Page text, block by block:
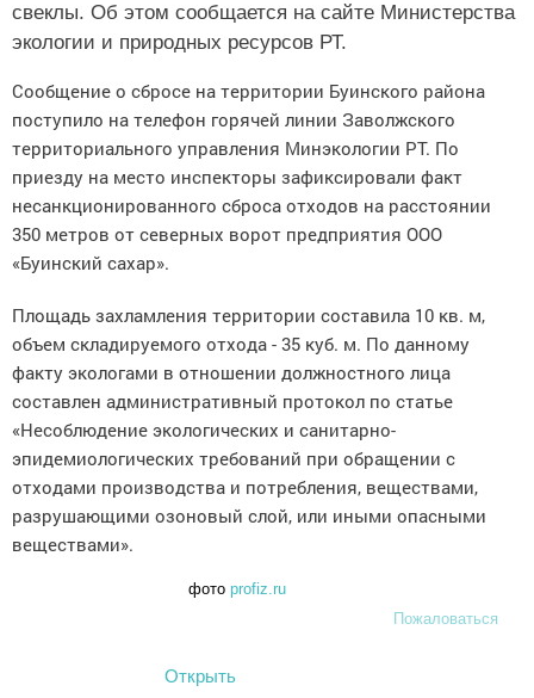
свеклы. Об этом сообщается на сайте Министерства
экологии и природных ресурсов РТ.
Сообщение о сбросе на территории Буинского района
поступило на телефон горячей линии Заволжского
территориального управления Минэкологии РТ. По
приезду на место инспекторы зафиксировали факт
несанкционированного сброса отходов на расстоянии
350 метров от северных ворот предприятия ООО
«Буинский сахар».
Площадь захламления территории составила 10 кв. м,
объем складируемого отхода - 35 куб. м. По данному
факту экологами в отношении должностного лица
составлен административный протокол по статье
«Несоблюдение экологических и санитарно-
эпидемиологических требований при обращении с
отходами производства и потребления, веществами,
разрушающими озоновый слой, или иными опасными
веществами».
фото profiz.ru
Пожаловаться
Открыть